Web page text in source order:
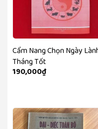
Cẩm Nang Chọn Ngày
Tháng Tốt
190,000₫